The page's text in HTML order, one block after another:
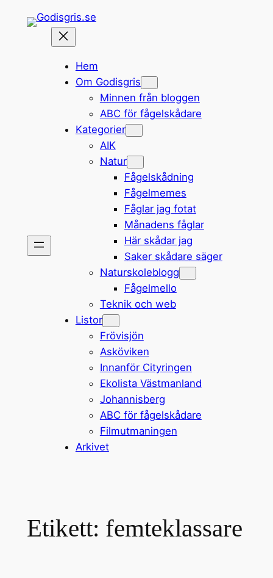
Hem
Om Godisgris
Minnen från bloggen
ABC för fågelskådare
Kategorier
AIK
Natur
Fågelskådning
Fågelmemes
Fåglar jag fotat
Månadens fåglar
Här skådar jag
Saker skådare säger
Naturskoleblogg
Fågelmello
Teknik och web
Listor
Frövisjön
Asköviken
Innanför Cityringen
Ekolista Västmanland
Johannisberg
ABC för fågelskådare
Filmutmaningen
Arkivet
Etikett: femteklassare